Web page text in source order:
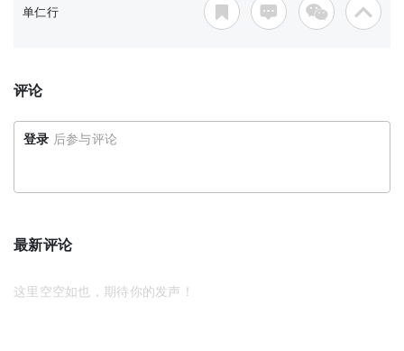
单仁行
评论
登录 后参与评论
最新评论
这里空空如也，期待你的发声！